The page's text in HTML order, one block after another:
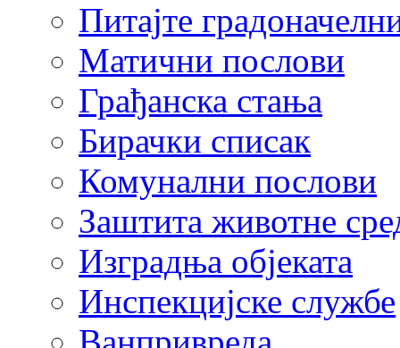
Питајте
Матични послови
Грађанска стања
Бирачки списак
Комунални послови
Заштита животне
Изградња објеката
Инспекцијске службе